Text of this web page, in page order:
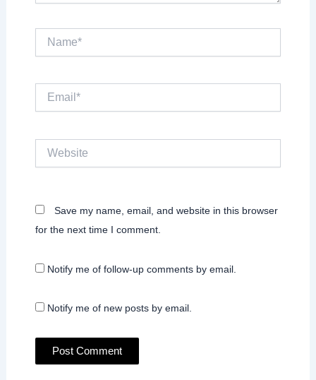
Email*
Save my name, email, and website in this browser
for the next time I comment.
Notify me of follow-up comments by email.
Notify me of new posts by email.